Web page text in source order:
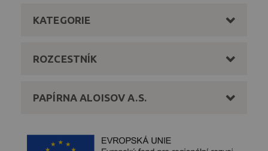
KATEGORIE
ROZCESTNÍK
PAPÍRNA ALOISOV A.S.